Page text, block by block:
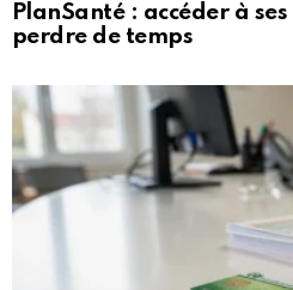
PlanSanté : accéder à
perdre de temps